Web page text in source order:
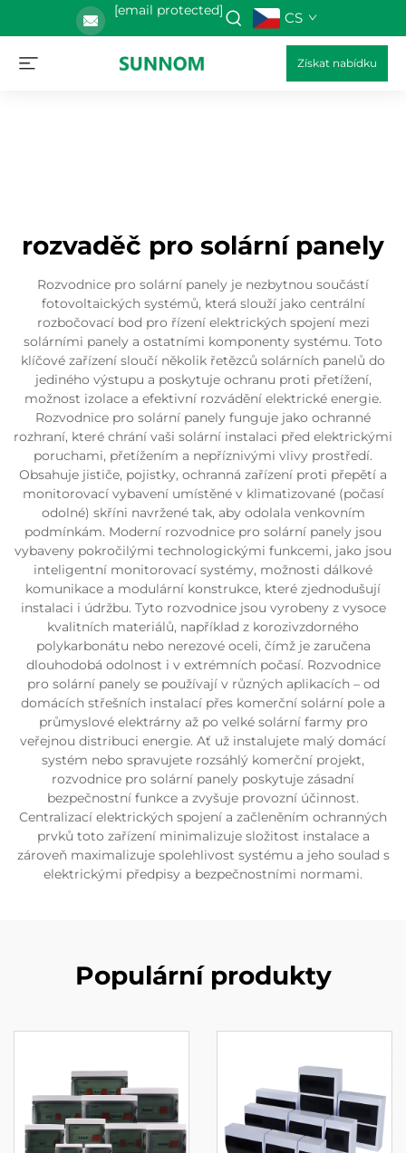
[email protected] CS
Získat nabídku
rozvaděč pro solární panely
Rozvodnice pro solární panely je nezbytnou součástí
fotovoltaických systémů, která slouží jako centrální
rozbočovací bod pro řízení elektrických spojení mezi
solárními panely a ostatními komponenty systému. Toto
klíčové zařízení sloučí několik řetězců solárních panelů do
jediného výstupu a poskytuje ochranu proti přetížení,
možnost izolace a efektivní rozvádění elektrické energie.
Rozvodnice pro solární panely funguje jako ochranné
rozhraní, které chrání vaši solární instalaci před elektrickými
poruchami, přetížením a nepříznivými vlivy prostředí.
Obsahuje jističe, pojistky, ochranná zařízení proti přepětí a
monitorovací vybavení umístěné v klimatizované (počasí
odolné) skříni navržené tak, aby odolala venkovním
podmínkám. Moderní rozvodnice pro solární panely jsou
vybaveny pokročilými technologickými funkcemi, jako jsou
inteligentní monitorovací systémy, možnosti dálkové
komunikace a modulární konstrukce, které zjednodušují
instalaci i údržbu. Tyto rozvodnice jsou vyrobeny z vysoce
kvalitních materiálů, například z korozivzdorného
polykarbonátu nebo nerezové oceli, čímž je zaručena
dlouhodobá odolnost i v extrémních počasí. Rozvodnice
pro solární panely se používají v různých aplikacích – od
domácích střešních instalací přes komerční solární pole a
průmyslové elektrárny až po velké solární farmy pro
veřejnou distribuci energie. Ať už instalujete malý domácí
systém nebo spravujete rozsáhlý komerční projekt,
rozvodnice pro solární panely poskytuje zásadní
bezpečnostní funkce a zvyšuje provozní účinnost.
Centralizací elektrických spojení a začleněním ochranných
prvků toto zařízení minimalizuje složitost instalace a
zároveň maximalizuje spolehlivost systému a jeho soulad s
elektrickými předpisy a bezpečnostními normami.
Populární produkty